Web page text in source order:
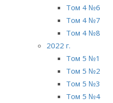
Том 4 №6
Том 4 №7
Том 4 №8
2022 г.
Том 5 №1
Том 5 №2
Том 5 №3
Том 5 №4